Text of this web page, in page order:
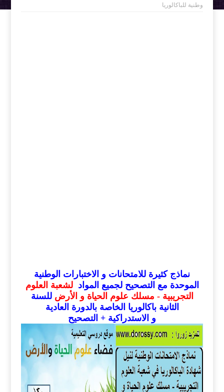
وطنية للباكالوريا
نماذج كثيرة للامتحانات و الاختبارات الوطنية
الموحدة مع التصحيح لجميع المواد لشعبة العلوم
التجريبية - مسلك علوم الحياة و الأرض للسنة
الثانية باكالوريا الخاصة بالدورة العادية
و الاستدراكية + التصحيح